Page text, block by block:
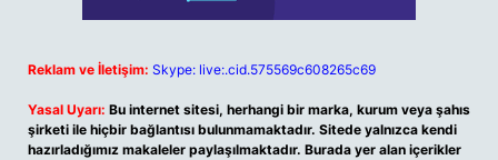
Reklam ve İletişim: Skype: live:.cid.575569c608265c69
Yasal Uyarı: Bu internet sitesi, herhangi bir marka, kurum veya şahıs
şirketi ile hiçbir bağlantısı bulunmamaktadır. Sitede yalnızca kendi
hazırladığımız makaleler paylaşılmaktadır. Burada yer alan içerikler